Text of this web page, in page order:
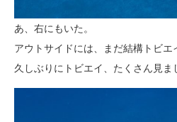
あ、右にもいた。
アウトサイドには、まだ結構トビエ
久しぶりにトビエイ、たくさん見ま